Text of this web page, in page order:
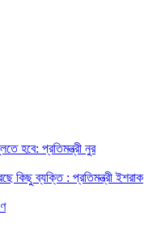
হবে: প্রতিমন্ত্রী নুর
কিছু ব্যক্তি : প্রতিমন্ত্রী ইশরাক